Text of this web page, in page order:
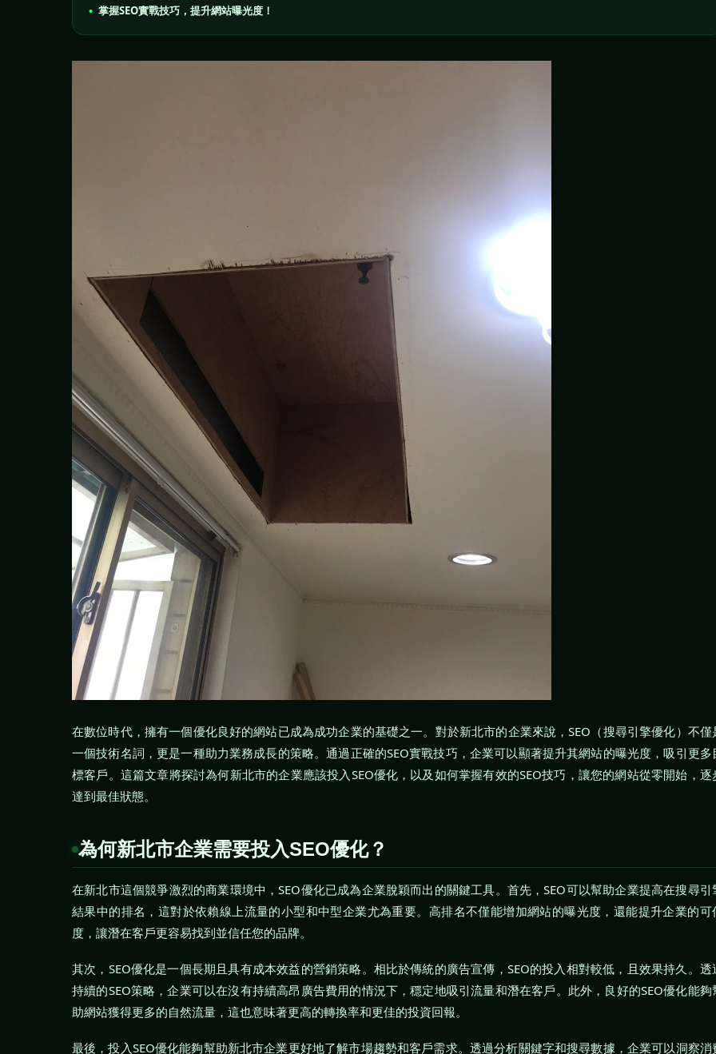
掌握SEO實戰技巧，提升網站曝光度！
在數位時代，擁有一個優化良好的網站已成為成功企業的基礎之一。對於新北市的企業來說，SEO（搜尋引擎優化）不僅
一個技術名詞，更是一種助力業務成長的策略。通過正確的SEO實戰技巧，企業可以顯著提升其網站的曝光度，吸引更多
標客戶。這篇文章將探討為何新北市的企業應該投入SEO優化，以及如何掌握有效的SEO技巧，讓您的網站從零開始，逐
達到最佳狀態。
為何新北市企業需要投入SEO優化？
在新北市這個競爭激烈的商業環境中，SEO優化已成為企業脫穎而出的關鍵工具。首先，SEO可以幫助企業提高在搜尋引
結果中的排名，這對於依賴線上流量的小型和中型企業尤為重要。高排名不僅能增加網站的曝光度，還能提升企業的可
度，讓潛在客戶更容易找到並信任您的品牌。
其次，SEO優化是一個長期且具有成本效益的營銷策略。相比於傳統的廣告宣傳，SEO的投入相對較低，且效果持久。透
持續的SEO策略，企業可以在沒有持續高昂廣告費用的情況下，穩定地吸引流量和潛在客戶。此外，良好的SEO優化能夠
助網站獲得更多的自然流量，這也意味著更高的轉換率和更佳的投資回報。
最後，投入SEO優化能夠幫助新北市企業更好地了解市場趨勢和客戶需求。透過分析關鍵字和搜尋數據，企業可以洞察消